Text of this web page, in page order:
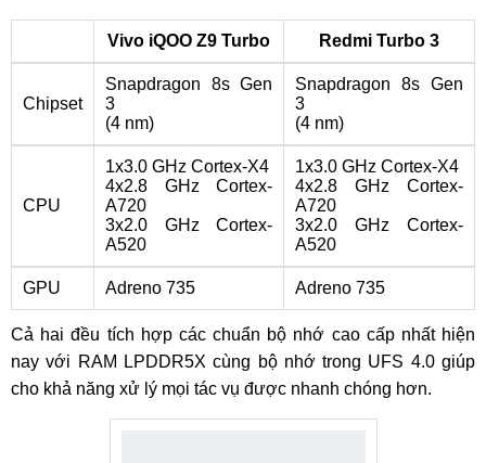
Vivo iQOO Z9 Turbo Redmi Turbo 3
Chipset
Snapdragon 8s Gen
3
(4 nm)
Snapdragon 8s Gen
3
(4 nm)
CPU
1x3.0 GHz Cortex-X4
4x2.8 GHz Cortex-
A720
3x2.0 GHz Cortex-
A520
1x3.0 GHz Cortex-X4
4x2.8 GHz Cortex-
A720
3x2.0 GHz Cortex-
A520
GPU Adreno 735 Adreno 735
Cả hai đều tích hợp các chuẩn bộ nhớ cao cấp nhất hiện
nay với RAM LPDDR5X cùng bộ nhớ trong UFS 4.0 giúp
cho khả năng xử lý mọi tác vụ được nhanh chóng hơn.